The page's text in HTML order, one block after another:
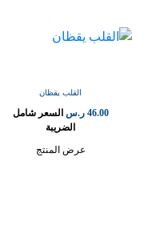
القلب يقظان
46.00 ر.س السعر شامل
الضريبة
عرض المنتج